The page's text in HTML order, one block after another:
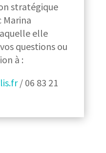
stratégique
Marina
elle
questions ou
à :
/ 06 83 21